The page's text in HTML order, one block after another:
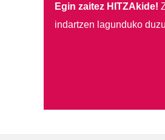
Egin zaitez HITZAkide!
indartzen lagunduko